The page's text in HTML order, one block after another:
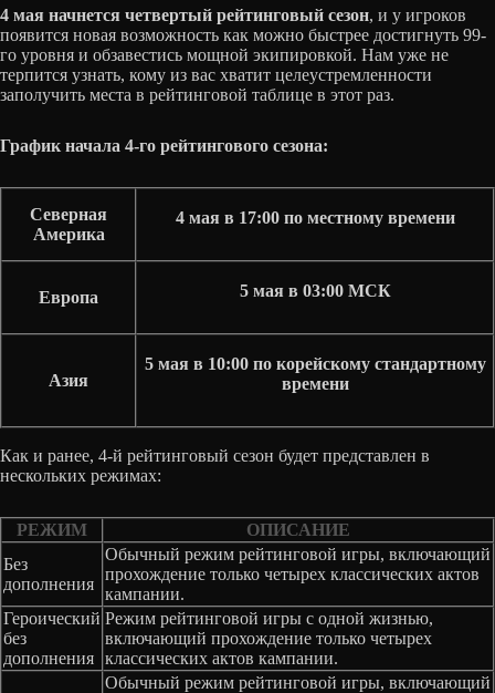
4 мая начнется четвертый рейтинговый сезон, и у игроков
появится новая возможность как можно быстрее достигнуть 99-
го уровня и обзавестись мощной экипировкой. Нам уже не
терпится узнать, кому из вас хватит целеустремленности
заполучить места в рейтинговой таблице в этот раз.
График начала 4-го рейтингового сезона:
Северная
Америка
4 мая в 17:00 по местному времени
Европа 5 мая в 03:00 МСК
Азия
5 мая в 10:00 по корейскому стандартному
времени
Как и ранее, 4-й рейтинговый сезон будет представлен в
нескольких режимах:
РЕЖИМ
ОПИСАНИЕ
Без
дополнения
Обычный режим рейтинговой игры, включающий
прохождение только четырех классических актов
кампании.
Героический
без
дополнения
Режим рейтинговой игры с одной жизнью,
включающий прохождение только четырех
классических актов кампании.
Обычный режим рейтинговой игры, включающий